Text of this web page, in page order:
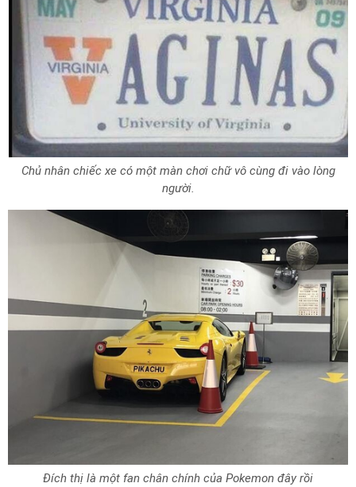
Chủ nhân chiếc xe có một màn chơi chữ vô cùng đi vào lòng
người.
Đích thị là một fan chân chính của Pokemon đây rồi